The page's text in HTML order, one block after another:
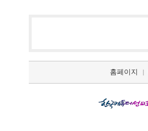
홈페이지 |